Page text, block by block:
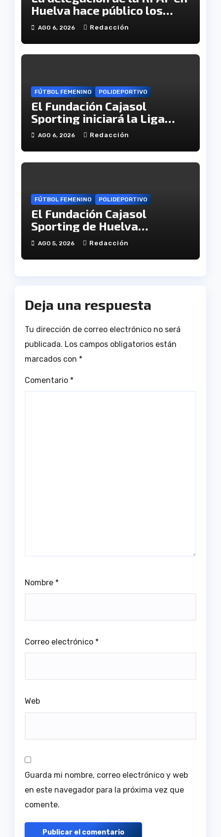
Huelva hace público los
calendarios de la categoría
juvenil
AGO 6, 2026 Redacción
FÚTBOL FEMENINO POLIDEPORTIVO
El Fundación Cajasol
Sporting iniciará la Liga
recibiendo al Cacereño
AGO 6, 2026 Redacción
FÚTBOL FEMENINO POLIDEPORTIVO
El Fundación Cajasol
Sporting de Huelva
disputará la Copa de
Andalucía en el Estadio
Antonio Toledo Sánchez
AGO 5, 2026 Redacción
Deja una respuesta
Tu dirección de correo electrónico no será
publicada. Los campos obligatorios están
marcados con *
Comentario *
Nombre *
Correo electrónico *
Web
Guarda mi nombre, correo electrónico y web
en este navegador para la próxima vez que
comente.